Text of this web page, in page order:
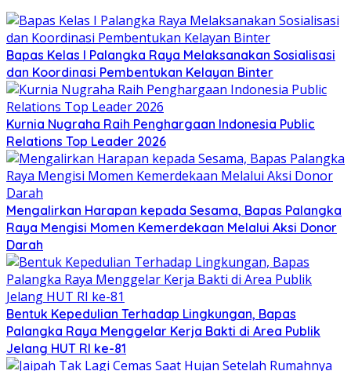
Bapas Kelas I Palangka Raya Melaksanakan Sosialisasi
dan Koordinasi Pembentukan Kelayan Binter
Kurnia Nugraha Raih Penghargaan Indonesia Public
Relations Top Leader 2026
Mengalirkan Harapan kepada Sesama, Bapas Palangka
Raya Mengisi Momen Kemerdekaan Melalui Aksi Donor
Darah
Bentuk Kepedulian Terhadap Lingkungan, Bapas
Palangka Raya Menggelar Kerja Bakti di Area Publik
Jelang HUT RI ke-81